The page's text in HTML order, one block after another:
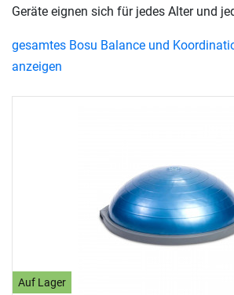
Auf Lager
Geräte eignen sich für jedes Alter und
gesamtes Bosu Balance und
anzeigen